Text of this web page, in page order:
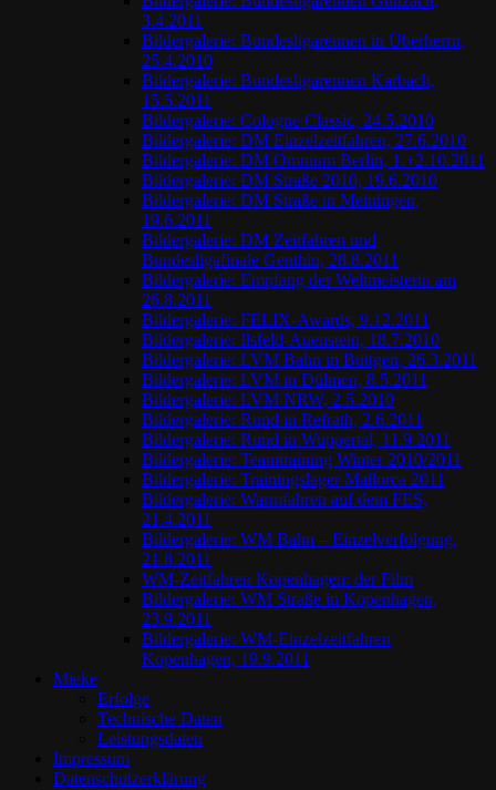
3.4.2011
Bildergalerie: Bundesligarennen in Überherrn,
25.4.2010
Bildergalerie: Bundesligarennen Karbach,
15.5.2011
Bildergalerie: Cologne Classic, 24.5.2010
Bildergalerie: DM Einzelzeitfahren, 27.6.2010
Bildergalerie: DM Omnium Berlin, 1.+2.10.2011
Bildergalerie: DM Straße 2010, 19.6.2010
Bildergalerie: DM Straße in Meiningen,
19.6.2011
Bildergalerie: DM Zeitfahren und
Bundesligafinale Genthin, 28.8.2011
Bildergalerie: Empfang der Weltmeisterin am
26.8.2011
Bildergalerie: FELIX-Awards, 9.12.2011
Bildergalerie: Ilsfeld-Auenstein, 18.7.2010
Bildergalerie: LVM Bahn in Büttgen, 26.3.2011
Bildergalerie: LVM in Dülmen, 8.5.2011
Bildergalerie: LVM NRW, 2.5.2010
Bildergalerie: Rund in Refrath, 2.6.2011
Bildergalerie: Rund in Wuppertal, 11.9.2011
Bildergalerie: Teamtraining Winter 2010/2011
Bildergalerie: Trainingslager Mallorca 2011
Bildergalerie: Warmfahren auf dem FES,
21.4.2011
Bildergalerie: WM Bahn – Einzelverfolgung,
21.8.2011
WM-Zeitfahren Kopenhagen: der Film
Bildergalerie: WM Straße in Kopenhagen,
23.9.2011
Bildergalerie: WM-Einzelzeitfahren
Kopenhagen, 19.9.2011
Mieke
Erfolge
Technische Daten
Leistungsdaten
Impressum
Datenschutzerklärung